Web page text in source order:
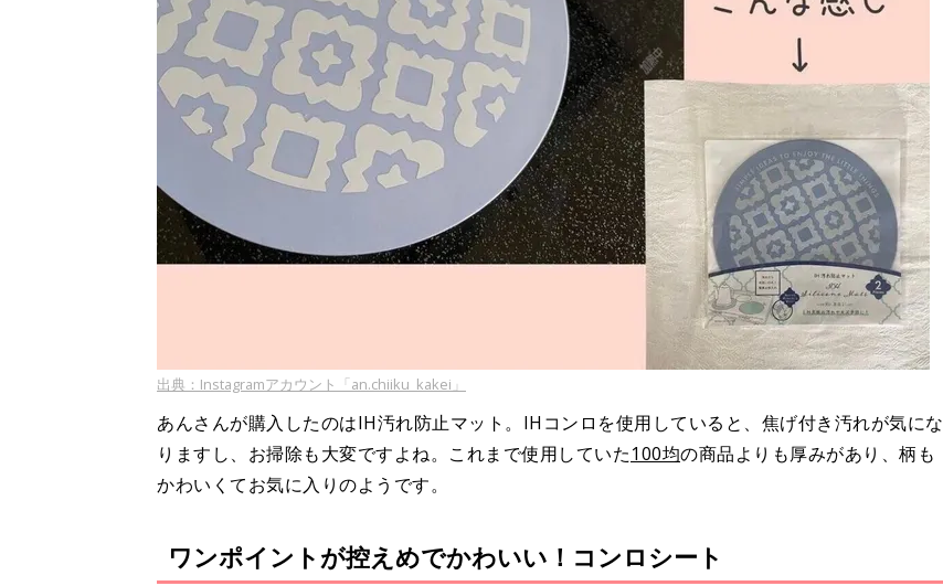
出典：Instagramアカウント「an.chiiku_kakei」
あんさんが購入したのはIH汚れ防止マット。IHコンロを使用していると、焦げ付き汚れが気にな
りますし、お掃除も大変ですよね。これまで使用していた100均の商品よりも厚みがあり、柄も
かわいくてお気に入りのようです。
ワンポイントが控えめでかわいい！コンロシート